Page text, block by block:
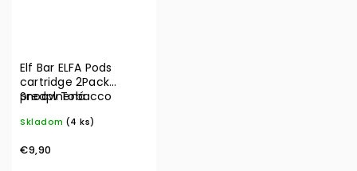
Elf Bar ELFA Pods
cartridge 2Pack
Snoow Tobacco
predplnená
Skladom (4 ks)
€9,90